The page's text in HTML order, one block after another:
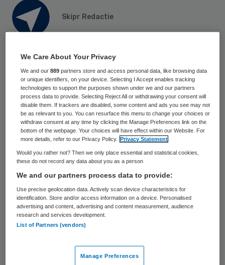
Skipr Redactie
9 keer gelezen
De Zorgagenda van de RVS benadrukt het
belang van mantelzorgers. Mezzo, de
landelijke vereniging van mantelzorgers,
voelt zich hierdoor gesterkt in zijn roep om
aandacht van de landelijke en lokale politiek.
“De agenda draagt eraan bij om de
discussie op gang te brengen”, zegt
Liesbeth Hoogendijk, directeur van de
vereniging, bij de presentatie van de
agenda.
Een nieuw kabinet mag wat meer
We Care About Your Privacy
We and our889 partners store and access personal data, like browsing data
or unique identifiers, on your device. Selecting I Accept enables tracking
technologies to support the purposes shown under we and our partners
process data to provide. Selecting Reject All or withdrawing your consent will
disable them. If trackers are disabled, some content and ads you see may not
be as relevant to you. You can resurface this menu to change your choices or
withdraw consent at any time by clicking the Manage Preferences link on the
bottom of the webpage. Your choices will have effect within our Website. For
more details, refer to our Privacy Policy.
Privacy Statement
Would you rather not? Then we only place essential and statistical cookies,
these do not record any data about you as a person
We and our partners process data to provide:
Use precise geolocation data. Actively scan device characteristics for
identification. Store and/or access information on a device. Personalised
advertising and content, advertising and content measurement, audience
research and services development.
List of Partners (vendors)
Manage Preferences